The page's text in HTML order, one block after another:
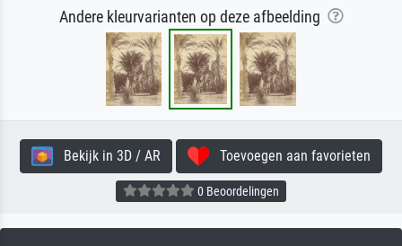
Andere kleurvarianten op deze afbeelding
Bekijk in 3D / AR Toevoegen aan favorieten
0 Beoordelingen